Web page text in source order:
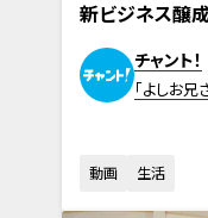
新ビジネス醸成
チャント！
「よしお兄
動画 生活